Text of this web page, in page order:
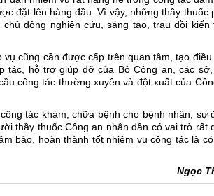
đặt lên hàng đầu. Vì vậy, những thầy thuốc
động nghiên cứu, sáng tạo, trau dồi kiến
cũng cần được cấp trên quan tâm, tạo điều
tác, hỗ trợ giúp đỡ của Bộ Công an, các sở,
công tác thường xuyên và đột xuất của
tác khám, chữa bệnh cho bệnh nhân, sự
thầy thuốc Công an nhân dân có vai trò rất
bảo, hoàn thành tốt nhiệm vụ công tác là
Ngọc